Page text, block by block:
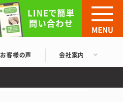
お客様の声 会社案内
LINEで簡単
問い合わせ
MENU